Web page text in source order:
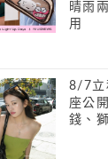
晴雨
用
8/7立
座公
錢、